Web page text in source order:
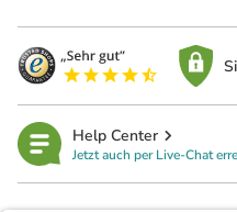
Help Center
Jetzt auch per Live-Chat